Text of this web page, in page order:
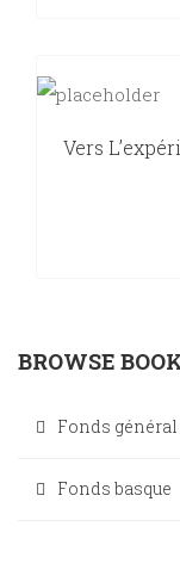
Vers
BROWSE
Fonds général
Fonds basque